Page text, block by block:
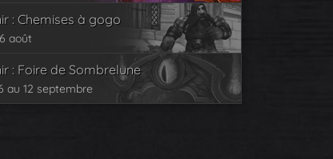
: Chemises à gogo
août
: Foire de Sombrelune
au 12 septembre